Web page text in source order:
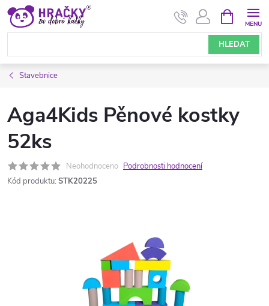
Přejít
obsah
HLEDAT
NÁKUPNÍ
KOŠÍK
Stavebnice
Aga4Kids Pěnové kostky
52ks
Neohodnoceno Podrobnosti hodnocení
Kód produktu: STK20225